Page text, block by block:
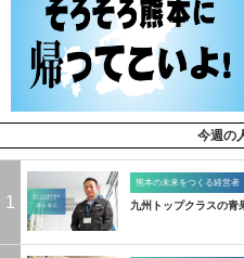
今週の
1
熊本の未来をつくる経営者
九州トップクラスの